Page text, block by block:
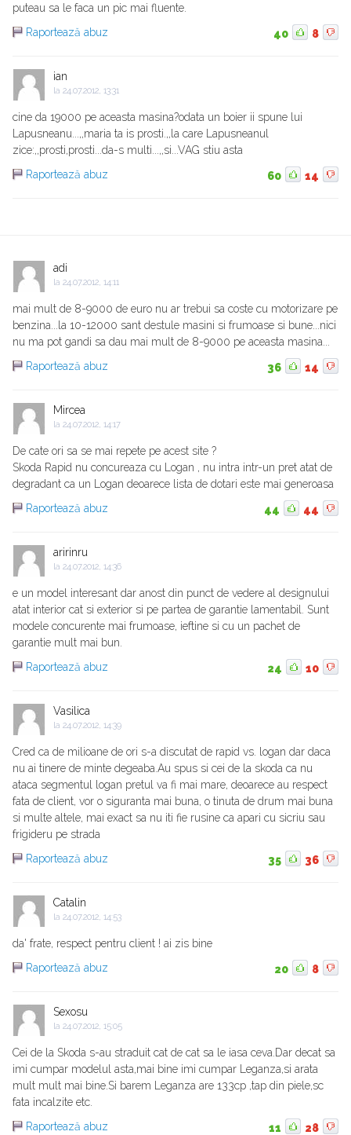
puteau sa le faca un pic mai fluente.
Raportează abuz
40 8
ian
la 24.07.2012, 13:31
cine da 19000 pe aceasta masina?odata un boier ii spune lui
Lapusneanu...,,maria ta is prosti.,,la care Lapusneanul
zice:,,prosti,prosti...da-s multi...,,si...VAG stiu asta
Raportează abuz
60 14
adi
la 24.07.2012, 14:11
mai mult de 8-9000 de euro nu ar trebui sa coste cu motorizare pe
benzina...la 10-12000 sant destule masini si frumoase si bune...nici
nu ma pot gandi sa dau mai mult de 8-9000 pe aceasta masina...
Raportează abuz
36 14
Mircea
la 24.07.2012, 14:17
De cate ori sa se mai repete pe acest site ?
Skoda Rapid nu concureaza cu Logan , nu intra intr-un pret atat de
degradant ca un Logan deoarece lista de dotari este mai generoasa
Raportează abuz
44 44
aririnru
la 24.07.2012, 14:36
e un model interesant dar anost din punct de vedere al designului
atat interior cat si exterior si pe partea de garantie lamentabil. Sunt
modele concurente mai frumoase, ieftine si cu un pachet de
garantie mult mai bun.
Raportează abuz
24 10
Vasilica
la 24.07.2012, 14:39
Cred ca de milioane de ori s-a discutat de rapid vs. logan dar daca
nu ai tinere de minte degeaba.Au spus si cei de la skoda ca nu
ataca segmentul logan pretul va fi mai mare, deoarece au respect
fata de client, vor o siguranta mai buna, o tinuta de drum mai buna
si multe altele, mai exact sa nu iti fie rusine ca apari cu sicriu sau
frigideru pe strada
Raportează abuz
35 36
Catalin
la 24.07.2012, 14:53
da' frate, respect pentru client ! ai zis bine
Raportează abuz
20 8
Sexosu
la 24.07.2012, 15:05
Cei de la Skoda s-au straduit cat de cat sa le iasa ceva.Dar decat sa
imi cumpar modelul asta,mai bine imi cumpar Leganza,si arata
mult mult mai bine.Si barem Leganza are 133cp ,tap din piele,sc
fata incalzite etc.
Raportează abuz
11 28